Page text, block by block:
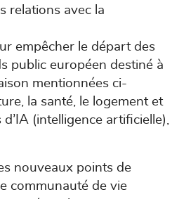
relations avec la
empêcher le départ des
public européen destiné à
mentionnées ci-
la santé, le logement et
(intelligence artificielle),
nouveaux points de
communauté de vie